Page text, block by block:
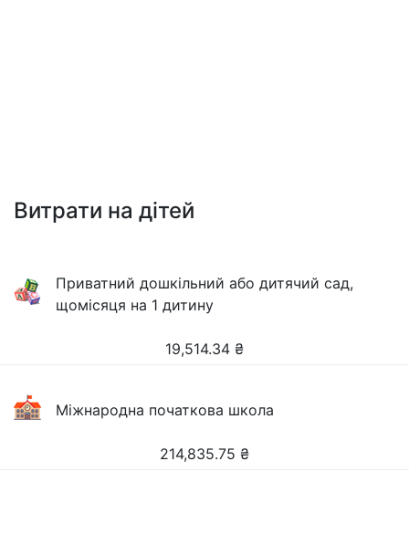
Витрати на дітей
Приватний дошкільний або дитячий сад,
щомісяця на 1 дитину
19,514.34 ₴
Міжнародна початкова школа
214,835.75 ₴